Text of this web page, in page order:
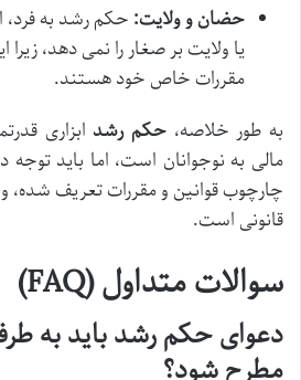
حضان و ولایت: حکم رشد به فرد،
یا ولایت بر صغار را نمی دهد، زیرا
مقررات خاص خود هستند.
به طور خلاصه، حکم رشد ابزاری
مالی به نوجوانان است، اما باید
چارچوب قوانین و مقررات تعریف شده، و
قانونی است.
سوالات متداول (FAQ)
دعوای حکم رشد باید به
مطرح شود؟